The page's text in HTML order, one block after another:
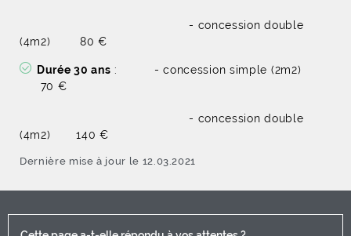
- concession double
(4m2) 80 €
Durée 30 ans : - concession simple (2m2)
70 €
- concession double
(4m2) 140 €
Dernière mise à jour le 12.03.2021